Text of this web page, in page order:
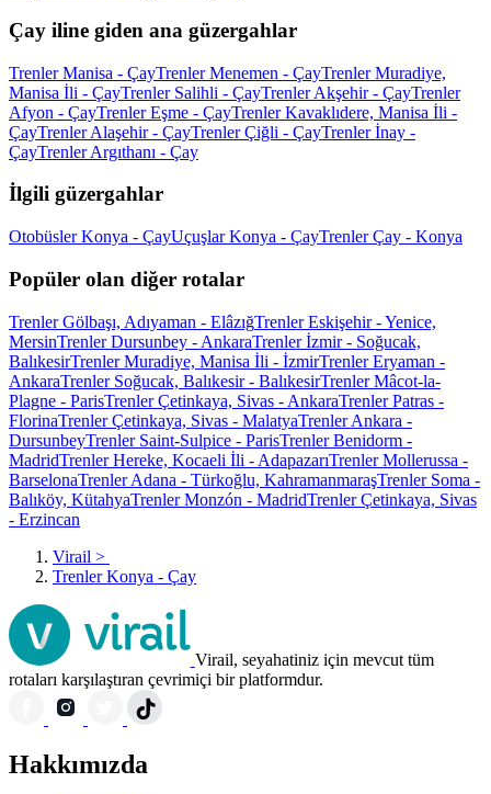
Çay iline giden ana güzergahlar
Trenler Manisa - ÇayTrenler Menemen - ÇayTrenler Muradiye,
Manisa İli - ÇayTrenler Salihli - ÇayTrenler Akşehir - ÇayTrenler
Afyon - ÇayTrenler Eşme - ÇayTrenler Kavaklıdere, Manisa İli -
ÇayTrenler Alaşehir - ÇayTrenler Çiğli - ÇayTrenler İnay -
ÇayTrenler Argıthanı - Çay
İlgili güzergahlar
Otobüsler Konya - ÇayUçuşlar Konya - ÇayTrenler Çay - Konya
Popüler olan diğer rotalar
Trenler Gölbaşı, Adıyaman - ElâzığTrenler Eskişehir - Yenice,
MersinTrenler Dursunbey - AnkaraTrenler İzmir - Soğucak,
BalıkesirTrenler Muradiye, Manisa İli - İzmirTrenler Eryaman -
AnkaraTrenler Soğucak, Balıkesir - BalıkesirTrenler Mâcot-la-
Plagne - ParisTrenler Çetinkaya, Sivas - AnkaraTrenler Patras -
FlorinaTrenler Çetinkaya, Sivas - MalatyaTrenler Ankara -
DursunbeyTrenler Saint-Sulpice - ParisTrenler Benidorm -
MadridTrenler Hereke, Kocaeli İli - AdapazarıTrenler Mollerussa -
BarselonaTrenler Adana - Türkoğlu, KahramanmaraşTrenler Soma -
Balıköy, KütahyaTrenler Monzón - MadridTrenler Çetinkaya, Sivas
- Erzincan
Virail >
Trenler Konya - Çay
Virail, seyahatiniz için mevcut tüm
rotaları karşılaştıran çevrimiçi bir platformdur.
Hakkımızda